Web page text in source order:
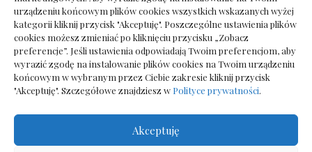
urządzeniu końcowym plików cookies wszystkich wskazanych wyżej
kategorii kliknij przycisk "Akceptuję". Poszczególne ustawienia plików
cookies możesz zmieniać po kliknięciu przycisku „Zobacz
preferencje”. Jeśli ustawienia odpowiadają Twoim preferencjom, aby
wyrazić zgodę na instalowanie plików cookies na Twoim urządzeniu
końcowym w wybranym przez Ciebie zakresie kliknij przycisk
"Akceptuję". Szczegółowe znajdziesz w Polityce prywatności.
Akceptuję